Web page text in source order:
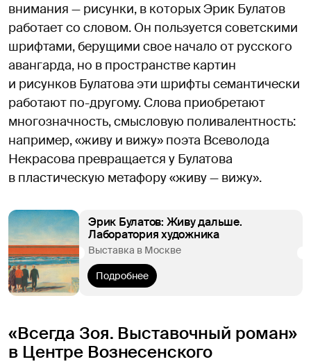
внимания — рисунки, в которых Эрик Булатов
работает со словом. Он пользуется советскими
шрифтами, берущими свое начало от русского
авангарда, но в пространстве картин
и рисунков Булатова эти шрифты семантически
работают по-другому. Слова приобретают
многозначность, смысловую поливалентность:
например, «живу и вижу» поэта Всеволода
Некрасова превращается у Булатова
в пластическую метафору «живу — вижу».
Эрик Булатов: Живу дальше.
Лаборатория художника
Выставка в Москве
Подробнее
«Всегда Зоя. Выставочный роман»
в Центре Вознесенского